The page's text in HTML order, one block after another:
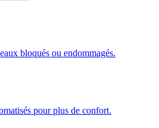
bloqués ou endommagés.
pour plus de confort.